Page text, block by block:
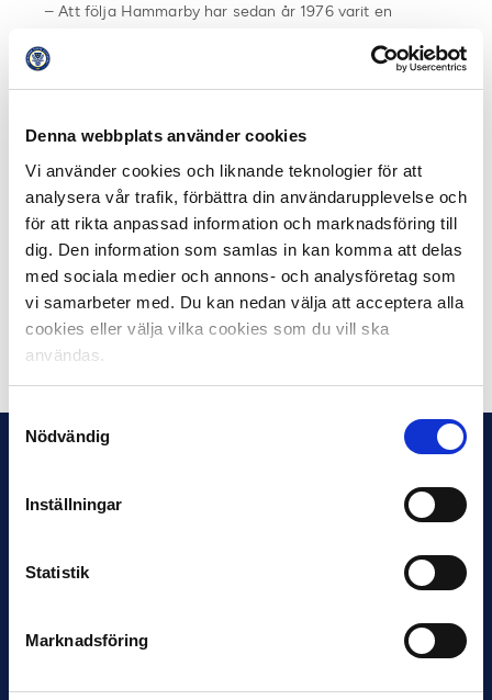
Denna webbplats använder cookies
Vi använder cookies och liknande teknologier för att
analysera vår trafik, förbättra din användarupplevelse och
för att rikta anpassad information och marknadsföring till
dig. Den information som samlas in kan komma att delas
med sociala medier och annons- och analysföretag som
vi samarbeter med. Du kan nedan välja att acceptera alla
cookies eller välja vilka cookies som du vill ska
användas.
Samtyckesval
Nödvändig
Inställningar
Statistik
Marknadsföring
– Att följa Hammarby har sedan år 1976 varit en
på plats eller via TV. Att nu få kommentera en match
ska bli väldigt skoj, speciellt eftersom jag tar med
Klasse Johansson som bisittare. Dessutom är matchen
ett av säsongens prestigemöten och man vill alltid spöa
MFF, det är sedan gammalt, säger Magnus Carlson.
Matchstart är söndag den 17 september klockan 17:30
och de partiska kommentatorerna följs via